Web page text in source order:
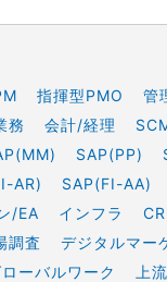
指揮型PMO 管
務 会計/経理
SAP(PP)
AR) SAP(FI-AA)
/EA
インフラ
調査 デジタルマー
ーバルワーク 上